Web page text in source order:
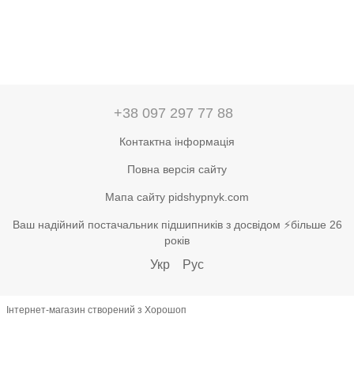
+38 097 297 77 88
Контактна інформація
Повна версія сайту
Мапа сайту pidshypnyk.com
Ваш надійний постачальник підшипників з досвідом ⚡більше 26
років
Укр Рус
Інтернет-магазин створений з Хорошоп